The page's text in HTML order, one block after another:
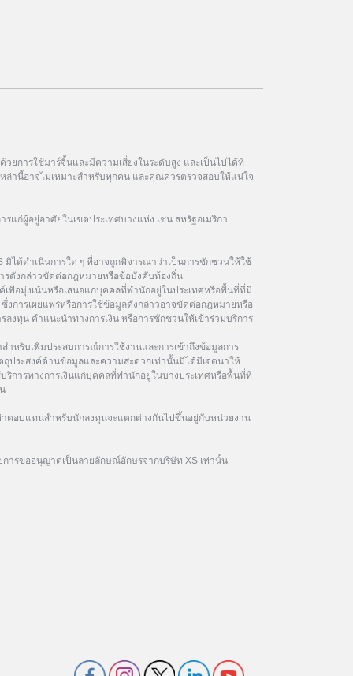
ยการใช้มาร์จิ้นและมีความเสี่ยงในระดับสูง และเป็นไปได้ที่
านี้อาจไม่เหมาะสำหรับทุกคน และคุณควรตรวจสอบให้แน่ใจ
รแก่ผู้อยู่อาศัยในเขตประเทศบางแห่ง เช่น สหรัฐอเมริกา
มิได้ดำเนินการใด ๆ ที่อาจถูกพิจารณาว่าเป็นการชักชวนให้ใช้
รดังกล่าวขัดต่อกฎหมายหรือข้อบังคับท้องถิ่น
พื่อมุ่งเน้นหรือเสนอแก่บุคคลที่พำนักอยู่ในประเทศหรือพื้นที่ที่มี
งการเผยแพร่หรือการใช้ข้อมูลดังกล่าวอาจขัดต่อกฎหมายหรือ
งทุน คำแนะนำทางการเงิน หรือการชักชวนให้เข้าร่วมบริการ
หรับเพิ่มประสบการณ์การใช้งานและการเข้าถึงข้อมูลการ
ประสงค์ด้านข้อมูลและความสะดวกเท่านั้นมิได้มีเจตนาให้
ริการทางการเงินแก่บุคคลที่พำนักอยู่ในบางประเทศหรือพื้นที่ที่
ตอบแทนสำหรับนักลงทุนจะแตกต่างกันไปขึ้นอยู่กับหน่วยงาน
ารขออนุญาตเป็นลายลักษณ์อักษรจากบริษัท XS เท่านั้น